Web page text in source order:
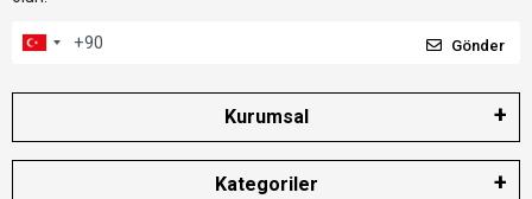
Gönder
Kurumsal
Kategoriler